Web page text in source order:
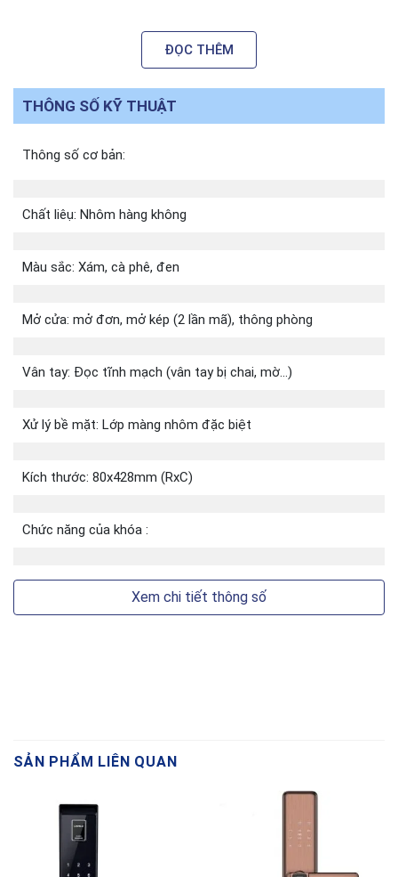
Độ dày : 38-90mm
Cửa: Cửa gỗ, cửa thép, cửa nhựa…
Ruột khóa : 6068…
Cảnh báo: Chống cạy/ nhập sai
Pin : Excell
Điện lưu: < 300mA
Người dùng thông thường : 191
Ngoài ra quý khách có thể tham khảo thêm
một số mẫu khóa khác: Khoá vân tay thông
FV đen (Black) là sản phẩm chính hãng, mới
100% có chứng từ đầy đủ khi mua hàng.
Giao hàng và lắp đặt miễn phí.
Chế độ bảo hành siêu tốc, bảo trì tận nhà
ĐỌC THÊM
THÔNG SỐ KỸ THUẬT
Thông số cơ bản:
Chất liêụ: Nhôm hàng không
Màu sắc: Xám, cà phê, đen
Mở cửa: mở đơn, mở kép (2 lần mã), thông phòng
Vân tay: Đọc tĩnh mạch (vân tay bị chai, mờ…)
Xử lý bề mặt: Lớp màng nhôm đặc biệt
Kích thước: 80x428mm (RxC)
Chức năng của khóa :
Xem chi tiết thông số
SẢN PHẨM LIÊN QUAN